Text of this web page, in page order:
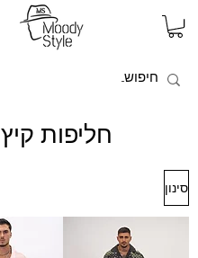
חליפות קיץ
סינון